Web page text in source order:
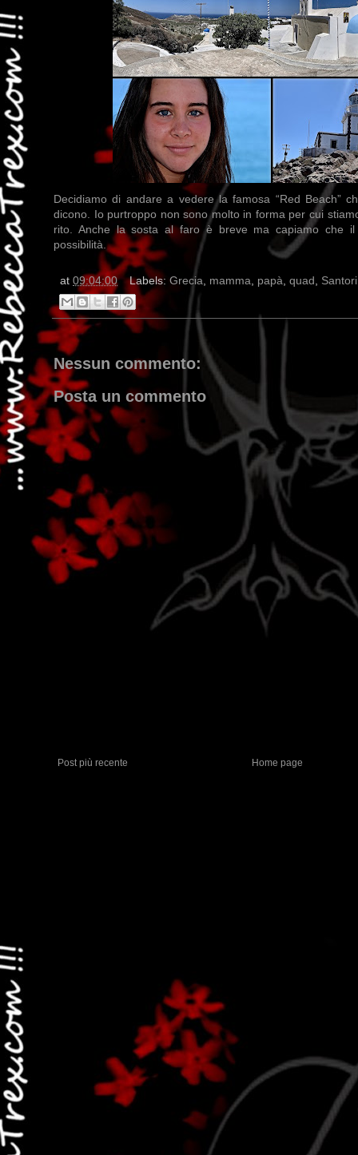
Decidiamo di andare a vedere la famosa “Red Beach”
dicono. Io purtroppo non sono molto in forma per cui
rito. Anche la sosta al faro è breve ma capiamo che il
possibilità.
at 09:04:00 Labels: Grecia, mamma, papà, quad ,
Nessun commento:
Posta un commento
Post più recente Home page